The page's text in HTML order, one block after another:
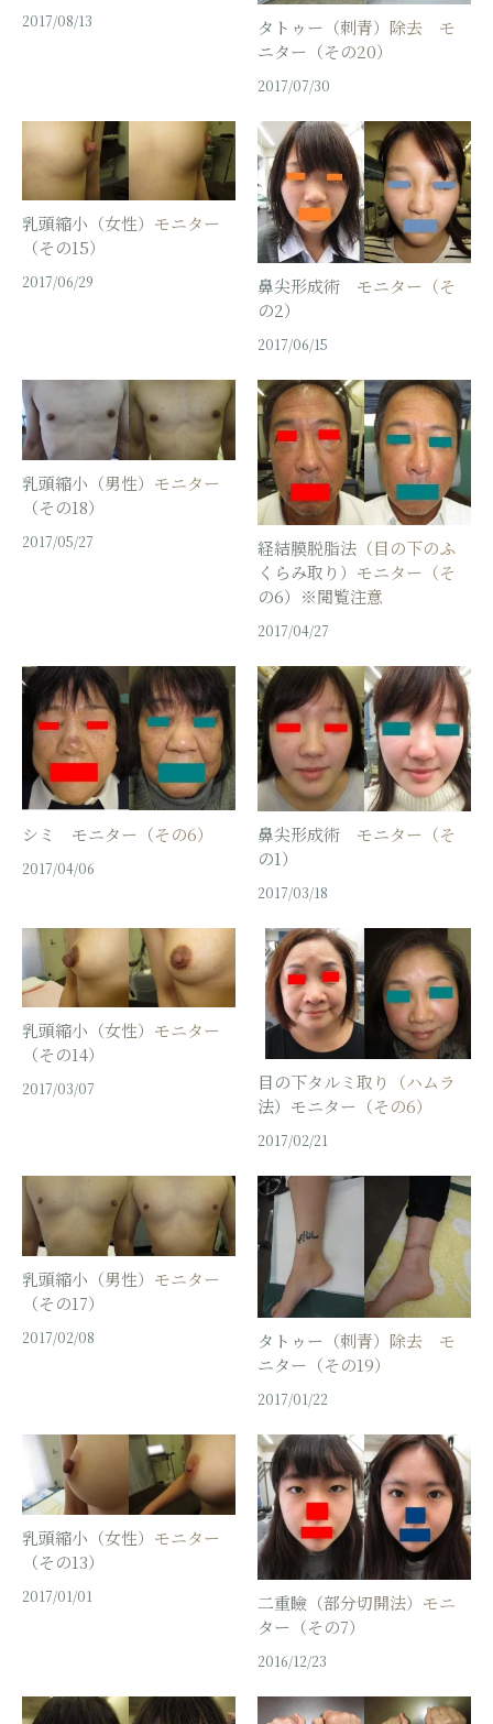
2017/08/13
タトゥー（刺青）除去 モ
ニター（その20）
2017/07/30
乳頭縮小（女性）モニター
（その15）
2017/06/29
鼻尖形成術 モニター（そ
の2）
2017/06/15
乳頭縮小（男性）モニター
（その18）
2017/05/27
経結膜脱脂法（目の下のふ
くらみ取り）モニター（そ
の6）※閲覧注意
2017/04/27
シミ モニター（その6）
2017/04/06
鼻尖形成術 モニター（そ
の1）
2017/03/18
乳頭縮小（女性）モニター
（その14）
2017/03/07
目の下タルミ取り（ハムラ
法）モニター（その6）
2017/02/21
乳頭縮小（男性）モニター
（その17）
2017/02/08
タトゥー（刺青）除去 モ
ニター（その19）
2017/01/22
乳頭縮小（女性）モニター
（その13）
2017/01/01
二重瞼（部分切開法）モニ
ター（その7）
2016/12/23